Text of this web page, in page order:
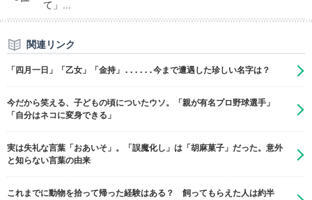
て」...
関連リンク
「四月一日」「乙女」「金持」......今まで遭遇した珍しい名字は？
今だから笑える、子どもの頃についたウソ。「親が有名プロ野球選手」
「自分はネコに変身できる」
実は失礼な言葉「おあいそ」。「誤魔化し」は「胡麻菓子」だった。意外
と知らない言葉の由来
これまでに動物を拾って帰った経験はある？ 飼ってもらえた人は約半